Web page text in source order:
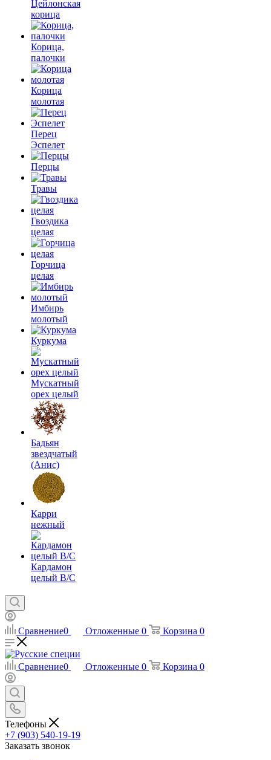
Цейлонская
корица
Корица,
палочки
Корица
молотая
Перец
Эспелет
Перцы
Травы
Гвоздика
целая
Горчица
целая
Имбирь
молотый
Куркума
Мускатный
орех целый
Бадьян
звездчатый
(Анис)
Карри
нежный
Кардамон
целый В/С
Сравнение0 Отложенные 0 Корзина 0
Сравнение0 Отложенные 0 Корзина 0
Телефоны
+7 (903) 540-19-19
Заказать звонок